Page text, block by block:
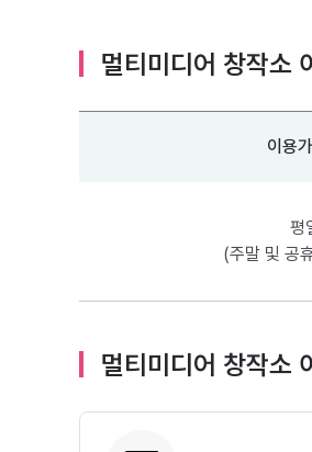
멀티미디어 창작소
이용
평
(주말 및 공
멀티미디어 창작소